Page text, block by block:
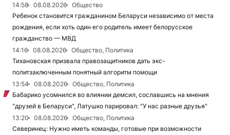
14:58
08.08.2026
Общество
Ребенок становится гражданином Беларуси независимо от места
рождения, если хоть один его родитель имеет белорусское
гражданство — МВД
14:16
08.08.2026
Общество, Политика
Тихановская призвала правозащитников дать экс-
политзаключенным понятный алгоритм помощи
13:54
08.08.2026
Общество, Политика
Бабарико усомнился во влиянии демсил, сославшись на мнения
"друзей в Беларуси", Латушко парировал: "У нас разные друзья"
13:20
08.08.2026
Общество, Политика
Северинец: Нужно иметь команды, готовые при возможности